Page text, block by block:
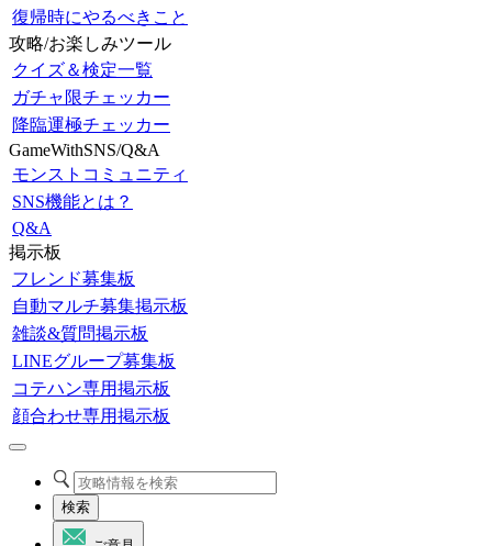
復帰時にやるべきこと
攻略/お楽しみツール
クイズ＆検定一覧
ガチャ限チェッカー
降臨運極チェッカー
GameWithSNS/Q&A
モンストコミュニティ
SNS機能とは？
Q&A
掲示板
フレンド募集板
自動マルチ募集掲示板
雑談&質問掲示板
LINEグループ募集板
コテハン専用掲示板
顔合わせ専用掲示板
検索